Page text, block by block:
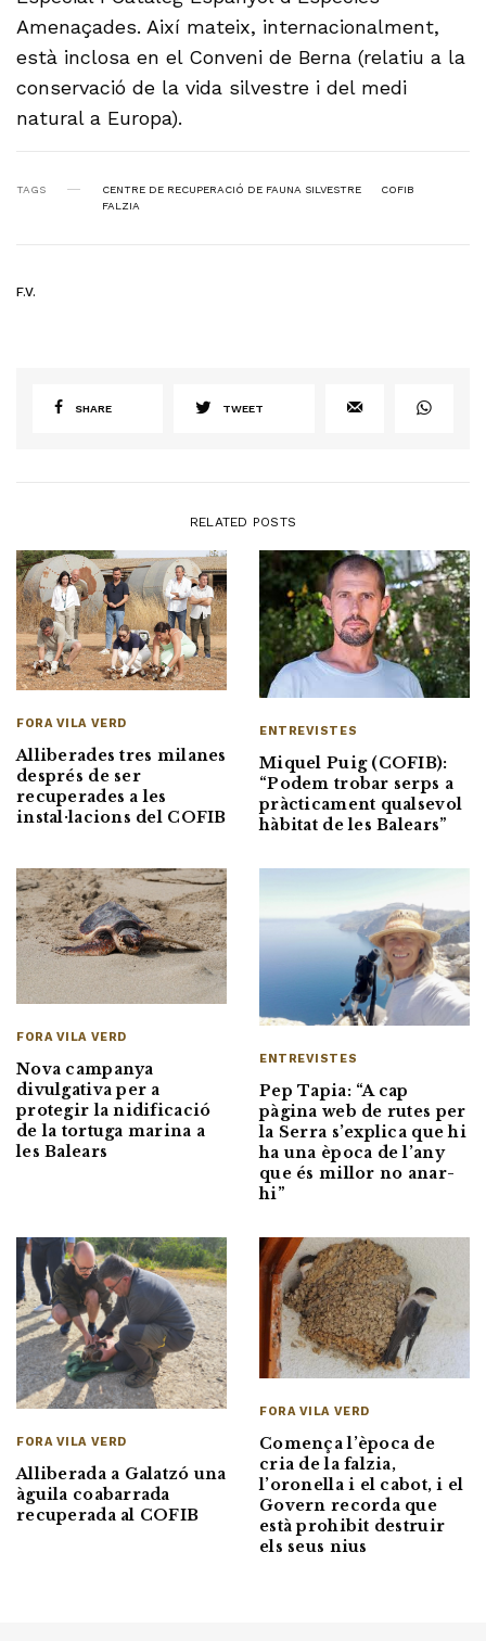
Amenaçades. Així mateix, internacionalment,
està inclosa en el Conveni de Berna (relatiu a la
conservació de la vida silvestre i del medi
natural a Europa).
TAGS CENTRE DE RECUPERACIÓ DE FAUNA SILVESTRE
COFIB
FALZIA
F.V.
SHARE TWEET
RELATED POSTS
FORA VILA VERD
Alliberades tres milanes
després de ser
recuperades a les
instal·lacions del COFIB
ENTREVISTES
Miquel Puig (COFIB):
“Podem trobar serps a
pràcticament qualsevol
hàbitat de les Balears”
FORA VILA VERD
Nova campanya
divulgativa per a
protegir la nidificació
de la tortuga marina a
les Balears
ENTREVISTES
Pep Tapia: “A cap
pàgina web de rutes per
la Serra s’explica que hi
ha una època de l’any
que és millor no anar-
hi”
FORA VILA VERD
Alliberada a Galatzó una
àguila coabarrada
recuperada al COFIB
FORA VILA VERD
Comença l’època de
cria de la falzia,
l’oronella i el cabot, i el
Govern recorda que
està prohibit destruir
els seus nius